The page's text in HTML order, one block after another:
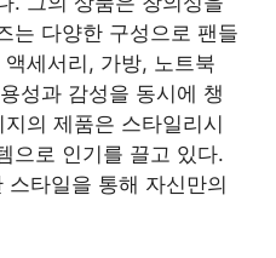
는 다양한 구성으로 팬들
세서리, 가방, 노트북
성과 감성을 동시에 챙
의 제품은 스타일리시
으로 인기를 끌고 있다.
타일을 통해 자신만의